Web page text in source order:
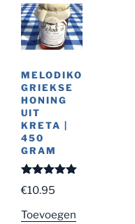
MELODIKO
GRIEKSE
HONING
UIT
KRETA |
450
GRAM
Gewaardeer
d5.00uit
€10.95
Toevoegen